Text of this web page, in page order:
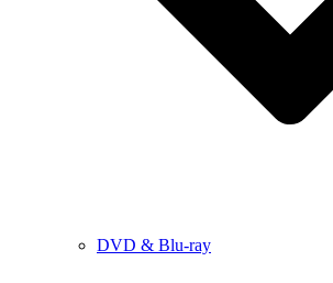
DVD & Blu-ray